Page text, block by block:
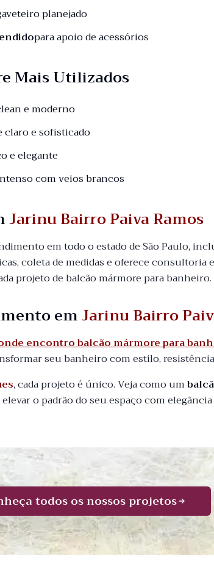
planejado
para apoio de acessórios
Mais Utilizados
e moderno
claro e sofisticado
e elegante
com veios brancos
Jarinu Bairro Paiva Ramos
em todo o estado de São Paulo,
coleta de medidas e oferece consultoria
projeto de balcão mármore para banheiro.
emJarinu Bairro
encontro balcão mármore para
seu banheiro com estilo,
, cada projeto é único. Veja como um
o padrão do seu espaço com
todos os nossos projetos